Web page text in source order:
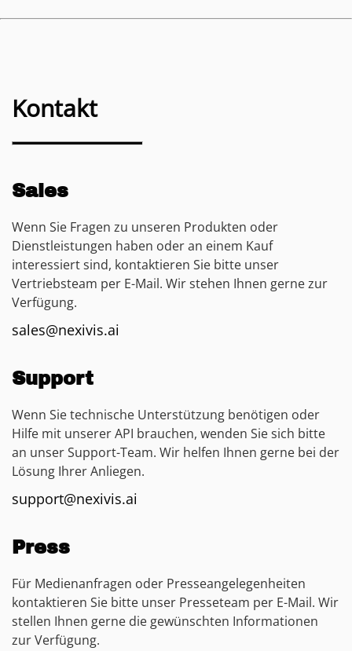
Kontakt
Sales
Wenn Sie Fragen zu unseren Produkten oder
Dienstleistungen haben oder an einem Kauf
interessiert sind, kontaktieren Sie bitte unser
Vertriebsteam per E-Mail. Wir stehen Ihnen gerne zur
Verfügung.
sales@nexivis.ai
Support
Wenn Sie technische Unterstützung benötigen oder
Hilfe mit unserer API brauchen, wenden Sie sich bitte
an unser Support-Team. Wir helfen Ihnen gerne bei der
Lösung Ihrer Anliegen.
support@nexivis.ai
Press
Für Medienanfragen oder Presseangelegenheiten
kontaktieren Sie bitte unser Presseteam per E-Mail. Wir
stellen Ihnen gerne die gewünschten Informationen
zur Verfügung.